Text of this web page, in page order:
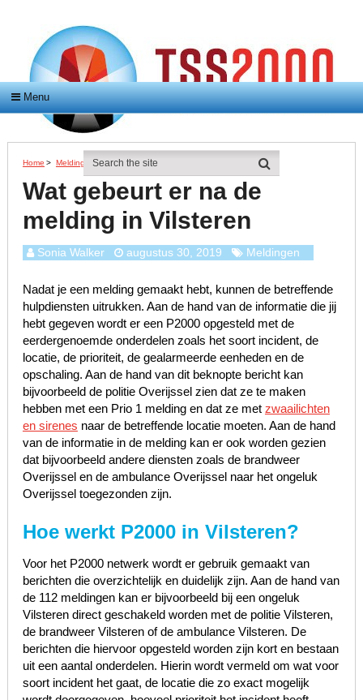
Menu
Home > Meldingen > Wat Gebeurt Er Na De Melding In Vilsteren
Wat gebeurt er na de
melding in Vilsteren
Sonia Walker augustus 30, 2019 Meldingen
Nadat je een melding gemaakt hebt, kunnen de betreffende
hulpdiensten uitrukken. Aan de hand van de informatie die jij
hebt gegeven wordt er een P2000 opgesteld met de
eerdergenoemde onderdelen zoals het soort incident, de
locatie, de prioriteit, de gealarmeerde eenheden en de
opschaling. Aan de hand van dit beknopte bericht kan
bijvoorbeeld de politie Overijssel zien dat ze te maken
hebben met een Prio 1 melding en dat ze met zwaailichten
en sirenes naar de betreffende locatie moeten. Aan de hand
van de informatie in de melding kan er ook worden gezien
dat bijvoorbeeld andere diensten zoals de brandweer
Overijssel en de ambulance Overijssel naar het ongeluk
Overijssel toegezonden zijn.
Hoe werkt P2000 in Vilsteren?
Voor het P2000 netwerk wordt er gebruik gemaakt van
berichten die overzichtelijk en duidelijk zijn. Aan de hand van
de 112 meldingen kan er bijvoorbeeld bij een ongeluk
Vilsteren direct geschakeld worden met de politie Vilsteren,
de brandweer Vilsteren of de ambulance Vilsteren. De
berichten die hiervoor opgesteld worden zijn kort en bestaan
uit een aantal onderdelen. Hierin wordt vermeld om wat voor
soort incident het gaat, de locatie die zo exact mogelijk